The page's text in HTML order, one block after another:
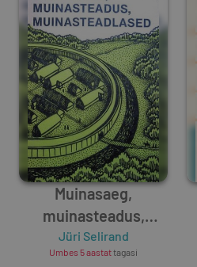
Muinasaeg,
muinasteadus,
muinasteadlased
Jüri Selirand
Umbes 5 aastattagasi